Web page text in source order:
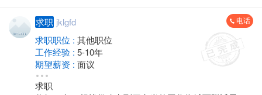
求职 jklgfd 电话
求职职位 : 其他职位
工作经验 : 5-10年
期望薪资 : 面议
地区 :
求职